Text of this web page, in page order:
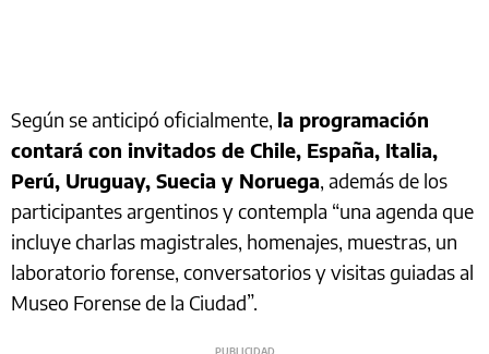
Según se anticipó oficialmente, la programación
contará con invitados de Chile, España, Italia,
Perú, Uruguay, Suecia y Noruega, además de los
participantes argentinos y contempla “una agenda que
incluye charlas magistrales, homenajes, muestras, un
laboratorio forense, conversatorios y visitas guiadas al
Museo Forense de la Ciudad”.